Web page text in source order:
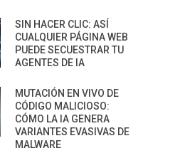
SIN HACER CLIC: ASÍ
CUALQUIER PÁGINA WEB
PUEDE SECUESTRAR TU
AGENTES DE IA
MUTACIÓN EN VIVO DE
CÓDIGO MALICIOSO:
CÓMO LA IA GENERA
VARIANTES EVASIVAS DE
MALWARE